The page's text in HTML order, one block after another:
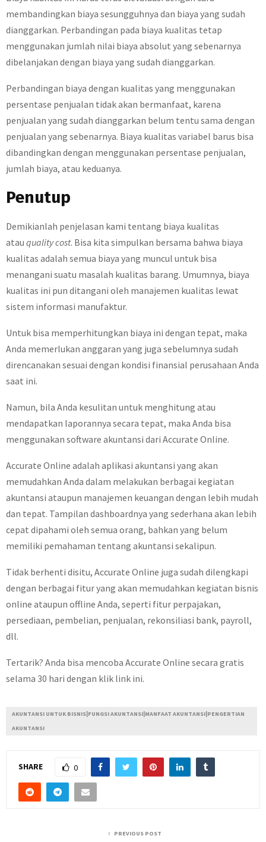
membandingkan biaya sesungguhnya dan biaya yang sudah
dianggarkan. Perbandingan pada biaya kualitas tetap
menggunakan jumlah nilai biaya absolut yang sebenarnya
dibelanjakan dengan biaya yang sudah dianggarkan.
Perbandingan biaya dengan kualitas yang menggunakan
persentase penjualan tidak akan bermanfaat, karena
penjualan yang sudah dianggarkan belum tentu sama dengan
penjualan yang sebenarnya. Biaya kualitas variabel barus bisa
dibandingkan dengan menggunakan persentase penjualan,
jumlah biaya, atau keduanya.
Penutup
Demikianlah penjelasan kami tentang biaya kualitas
atau quality cost. Bisa kita simpulkan bersama bahwa biaya
kualitas adalah semua biaya yang muncul untuk bisa
menangani suatu masalah kualitas barang. Umumnya, biaya
kualitas ini pun ditangani oleh manajemen kualitas lewat
sistem informasi manufaktur.
Untuk bisa memperhitungkan biaya ini dengan tepat, maka
Anda memerlukan anggaran yang juga sebelumnya sudah
direncanakan sesuai dengan kondisi finansial perusahaan Anda
saat ini.
Namun, bila Anda kesulitan untuk menghitung atau
mendapatkan laporannya secara tepat, maka Anda bisa
menggunakan software akuntansi dari Accurate Online.
Accurate Online adalah aplikasi akuntansi yang akan
memudahkan Anda dalam melakukan berbagai kegiatan
akuntansi ataupun manajemen keuangan dengan lebih mudah
dan tepat. Tampilan dashboardnya yang sederhana akan lebih
cepat dipahami oleh semua orang, bahkan yang belum
memiliki pemahaman tentang akuntansi sekalipun.
Tidak berhenti disitu, Accurate Online juga sudah dilengkapi
dengan berbagai fitur yang akan memudahkan kegiatan bisnis
online ataupun offline Anda, seperti fitur perpajakan,
persediaan, pembelian, penjualan, rekonsiliasi bank, payroll,
dll.
Tertarik? Anda bisa mencoba Accurate Online secara gratis
selama 30 hari dengan klik link ini.
AKUNTANSI UNTUK BISNIS|FUNGSI AKUNTANSI|MANFAAT AKUNTANSI|PENGERTIAN
AKUNTANSI
SHARE 0
PREVIOUS POST